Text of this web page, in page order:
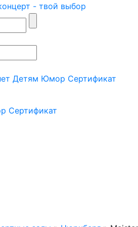
- твой выбор
Детям Юмор Сертификат
Сертификат